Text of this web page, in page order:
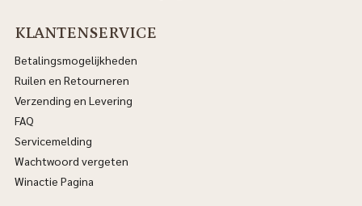
KLANTENSERVICE
Betalingsmogelijkheden
Ruilen en Retourneren
Verzending en Levering
FAQ
Servicemelding
Wachtwoord vergeten
Winactie Pagina